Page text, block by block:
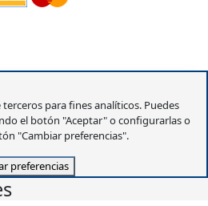
para fines analíticos. Puedes
el botón "Aceptar" o configurarlas o
"Cambiar preferencias".
preferencias